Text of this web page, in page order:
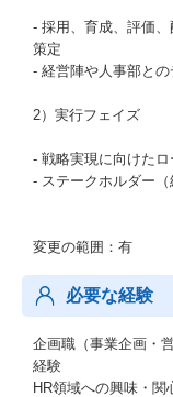
- 採用、育成、評価
策定
- 経営陣や人事部と
2）実行フェイズ
- 戦略実現に向けた
- ステークホルダー
変更の範囲：有
必要な経験
企画職（事業企画・
経験
HR領域への興味・関